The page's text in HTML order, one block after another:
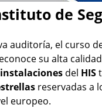
de
auditoría, el curso
su alta
instalaciones del HIS
reservadas a
europeo.